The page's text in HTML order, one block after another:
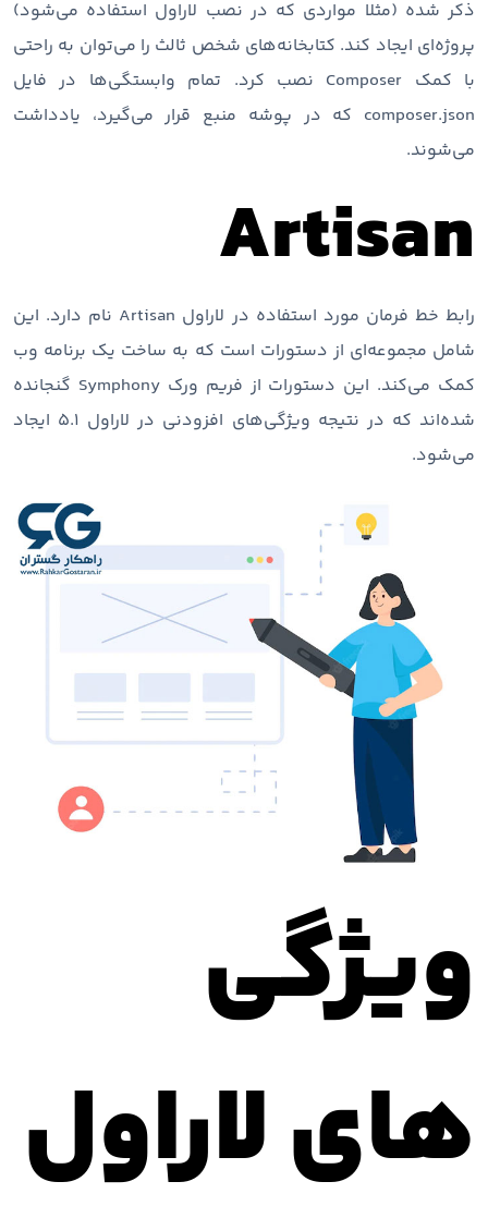
ذکر شده (مثلا مواردی که در نصب لاراول استفاده می‌شود)
پروژه‌ای ایجاد کند. کتابخانه‌های شخص ثالث را می‌توان به راحتی
با کمک Composer نصب کرد. تمام وابستگی‌ها در فایل
composer.json که در پوشه منبع قرار می‌گیرد، یادداشت
می‌شوند.
Artisan
رابط خط فرمان مورد استفاده در لاراول Artisan نام دارد. این
شامل مجموعه‌ای از دستورات است که به ساخت یک برنامه وب
کمک می‌کند. این دستورات از فریم ورک Symphony گنجانده
شده‌اند که در نتیجه ویژگی‌های افزودنی در لاراول 5.1 ایجاد
می‌شود.
ویژگی
های لاراول